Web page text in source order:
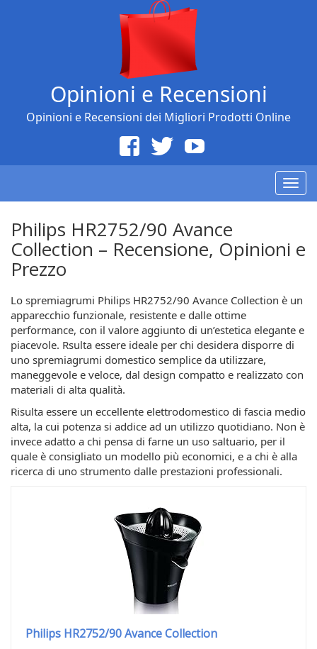
Opinioni e Recensioni
Opinioni e Recensioni dei Migliori Prodotti Online
Philips HR2752/90 Avance
Collection – Recensione, Opinioni e
Prezzo
Lo spremiagrumi Philips HR2752/90 Avance Collection è un
apparecchio funzionale, resistente e dalle ottime
performance, con il valore aggiunto di un’estetica elegante e
piacevole. Rsulta essere ideale per chi desidera disporre di
uno spremiagrumi domestico semplice da utilizzare,
maneggevole e veloce, dal design compatto e realizzato con
materiali di alta qualità.
Risulta essere un eccellente elettrodomestico di fascia medio
alta, la cui potenza si addice ad un utilizzo quotidiano. Non è
invece adatto a chi pensa di farne un uso saltuario, per il
quale è consigliato un modello più economici, e a chi è alla
ricerca di uno strumento dalle prestazioni professionali.
Philips HR2752/90 Avance Collection